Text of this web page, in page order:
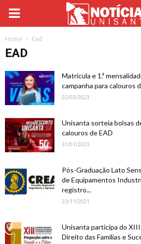
Home Ead
EAD
Matrícula e 1.ª
campanha para calouros
02/03/2023
Unisanta sorteia bolsas
calouros de EAD
31/01/2023
Pós-Graduação Lato
de Equipamentos
registro...
23/11/2021
Unisanta participa do
Direito das Famílias e